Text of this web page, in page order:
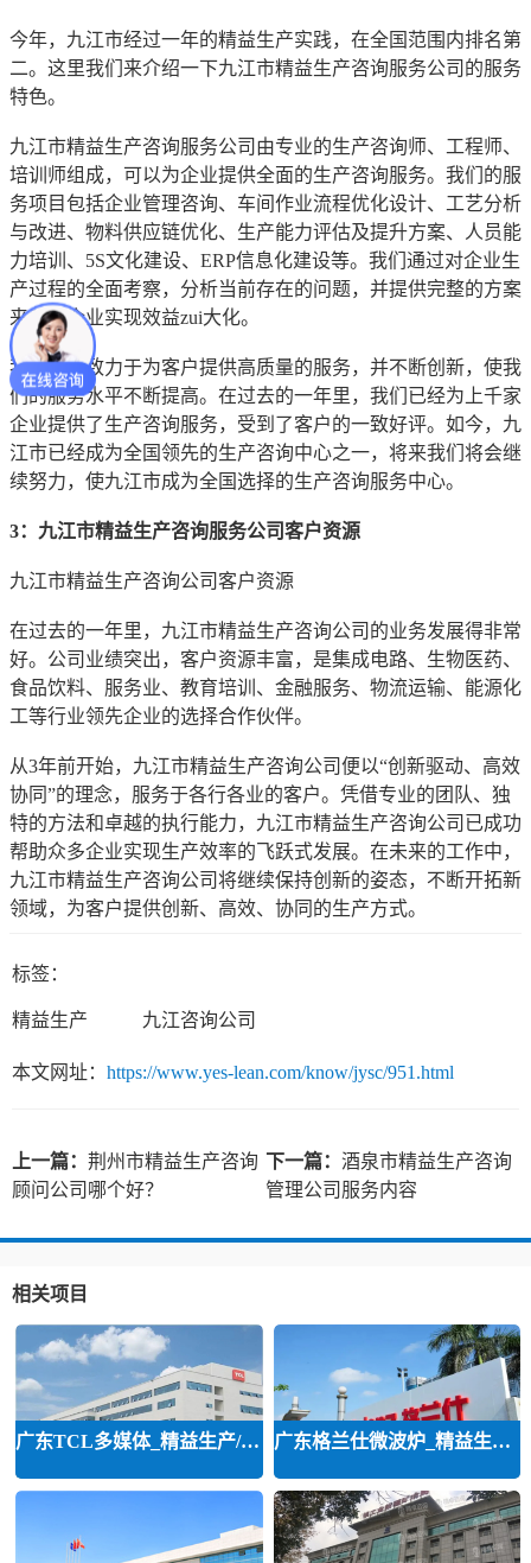
今年，九江市经过一年的精益生产实践，在全国范围内排名第
二。这里我们来介绍一下九江市精益生产咨询服务公司的服务
特色。
九江市精益生产咨询服务公司由专业的生产咨询师、工程师、
培训师组成，可以为企业提供全面的生产咨询服务。我们的服
务项目包括企业管理咨询、车间作业流程优化设计、工艺分析
与改进、物料供应链优化、生产能力评估及提升方案、人员能
力培训、5S文化建设、ERP信息化建设等。我们通过对企业生
产过程的全面考察，分析当前存在的问题，并提供完整的方案
来帮助企业实现效益zui大化。
我们始终致力于为客户提供高质量的服务，并不断创新，使我
们的服务水平不断提高。在过去的一年里，我们已经为上千家
企业提供了生产咨询服务，受到了客户的一致好评。如今，九
江市已经成为全国领先的生产咨询中心之一，将来我们将会继
续努力，使九江市成为全国选择的生产咨询服务中心。
3：九江市精益生产咨询服务公司客户资源
九江市精益生产咨询公司客户资源
在过去的一年里，九江市精益生产咨询公司的业务发展得非常
好。公司业绩突出，客户资源丰富，是集成电路、生物医药、
食品饮料、服务业、教育培训、金融服务、物流运输、能源化
工等行业领先企业的选择合作伙伴。
从3年前开始，九江市精益生产咨询公司便以“创新驱动、高效
协同”的理念，服务于各行各业的客户。凭借专业的团队、独
特的方法和卓越的执行能力，九江市精益生产咨询公司已成功
帮助众多企业实现生产效率的飞跃式发展。在未来的工作中，
九江市精益生产咨询公司将继续保持创新的姿态，不断开拓新
领域，为客户提供创新、高效、协同的生产方式。
标签：
精益生产 九江咨询公司
本文网址： https://www.yes-lean.com/know/jysc/951.html
上一篇： 荆州市精益生产咨询
顾问公司哪个好？
下一篇： 酒泉市精益生产咨询
管理公司服务内容
相关项目
广东TCL多媒体_精益生产/精益品质/ 广东格兰仕微波炉_精益生产等咨询